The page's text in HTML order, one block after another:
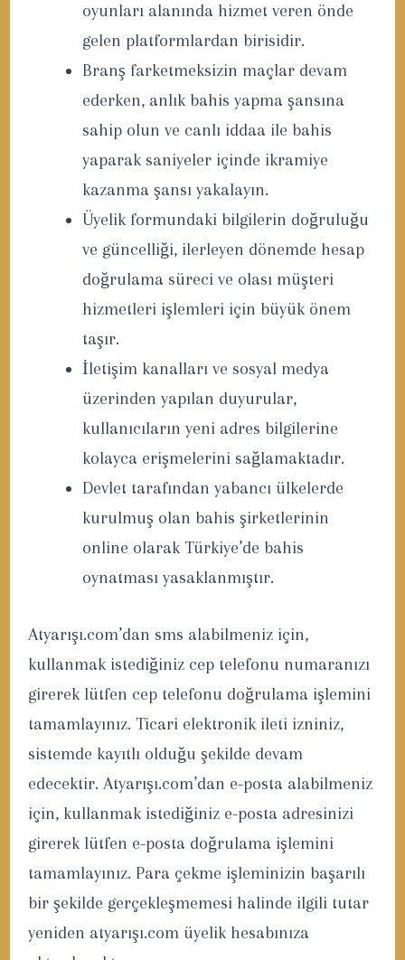
oyunları alanında hizmet veren önde
gelen platformlardan birisidir.
Branş farketmeksizin maçlar devam
ederken, anlık bahis yapma şansına
sahip olun ve canlı iddaa ile bahis
yaparak saniyeler içinde ikramiye
kazanma şansı yakalayın.
Üyelik formundaki bilgilerin doğruluğu
ve güncelliği, ilerleyen dönemde hesap
doğrulama süreci ve olası müşteri
hizmetleri işlemleri için büyük önem
taşır.
İletişim kanalları ve sosyal medya
üzerinden yapılan duyurular,
kullanıcıların yeni adres bilgilerine
kolayca erişmelerini sağlamaktadır.
Devlet tarafından yabancı ülkelerde
kurulmuş olan bahis şirketlerinin
online olarak Türkiye’de bahis
oynatması yasaklanmıştır.
Atyarışı.com’dan sms alabilmeniz için,
kullanmak istediğiniz cep telefonu numaranızı
girerek lütfen cep telefonu doğrulama işlemini
tamamlayınız. Ticari elektronik ileti izniniz,
sistemde kayıtlı olduğu şekilde devam
edecektir. Atyarışı.com’dan e-posta alabilmeniz
için, kullanmak istediğiniz e-posta adresinizi
girerek lütfen e-posta doğrulama işlemini
tamamlayınız. Para çekme işleminizin başarılı
bir şekilde gerçekleşmemesi halinde ilgili tutar
yeniden atyarışı.com üyelik hesabınıza